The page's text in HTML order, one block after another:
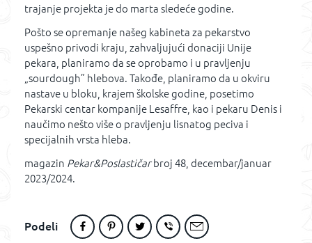
trajanje projekta je do marta sledeće godine.
Pošto se opremanje našeg kabineta za pekarstvo
uspešno privodi kraju, zahvaljujući donaciji Unije
pekara, planiramo da se oprobamo i u pravljenju
„sourdough” hlebova. Takođe, planiramo da u okviru
nastave u bloku, krajem školske godine, posetimo
Pekarski centar kompanije Lesaffre, kao i pekaru Denis i
naučimo nešto više o pravljenju lisnatog peciva i
specijalnih vrsta hleba.
magazin Pekar&Poslastičarbroj 48, decembar/januar
2023/2024.
Podeli